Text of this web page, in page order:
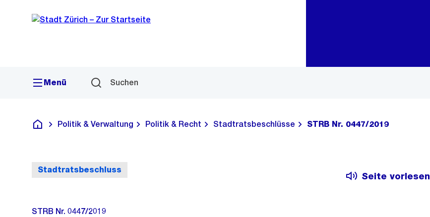
Navigation
Sprunglink
Menü Suchen
Deutsch
Politik & Verwaltung Politik & Recht Stadtratsbeschlüsse STRB Nr. 0447/2019
Stadtratsbeschluss
Seite vorlesen
STRB Nr. 0447/2019